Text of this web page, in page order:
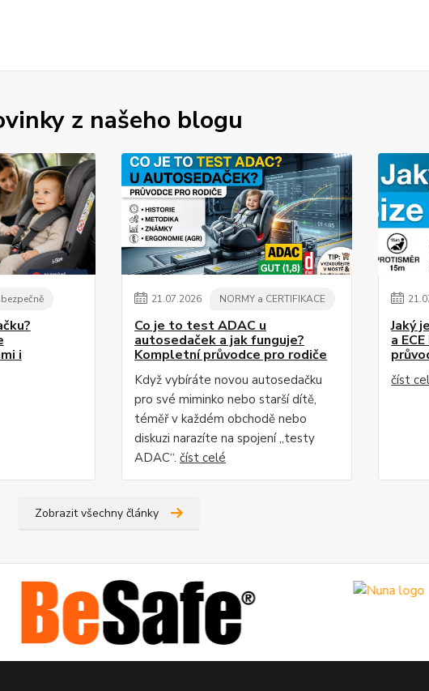
z našeho blogu
i
21.07.2026 NORMY a CERTIFIKACE
Co je to test ADAC u
autosedaček a jak funguje?
Kompletní průvodce pro rodiče
Když vybíráte novou autosedačku
pro své miminko nebo starší dítě,
téměř v každém obchodě nebo
diskuzi narazíte na spojení „testy
ADAC“. číst celé
21.
Jaký
a
číst
Zobrazit všechny články